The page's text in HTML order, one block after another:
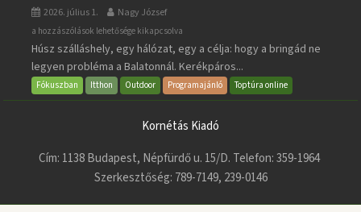
2026. július 1. Nagy József
BalatonBIKE365
bejegyzéshez
a hozzászólások lehetősége kikapcsolva
Húsz szálláshely, egy hálózat, egy a célja: hogy a bringád ne
legyen probléma a Balatonnál. Kerékpáros...
Fókuszban Itthon Outdoor Programajánló Toptúra online
Kornétás Kiadó
Cím: 1138 Budapest, Népfürdő u. 15/D. Telefon: 359-1964
Szerkesztőség: 789-7149, 239-0146